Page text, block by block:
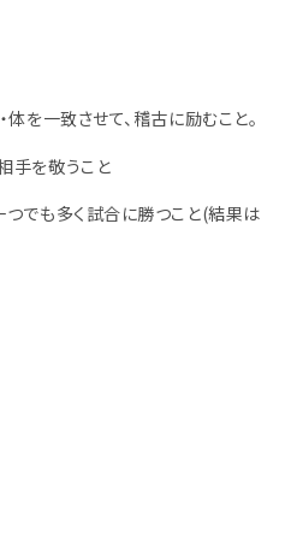
を一致させて、稽古に励むこと。
手を敬うこと
でも多く試合に勝つこと(結果は